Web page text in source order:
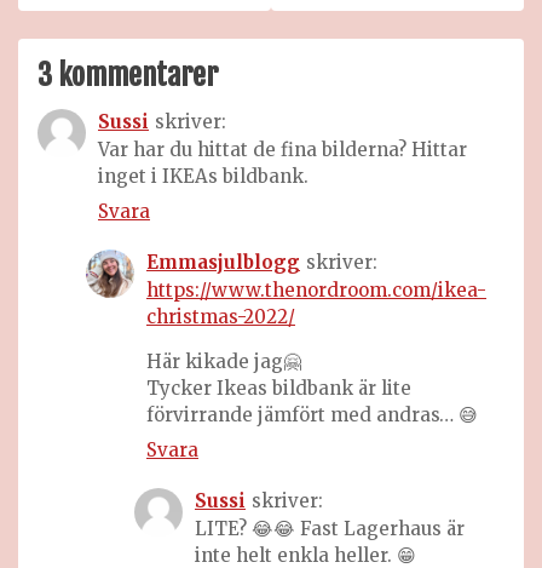
3 kommentarer
Sussi skriver:
Var har du hittat de fina bilderna? Hittar
inget i IKEAs bildbank.
Svara
Emmasjulblogg skriver:
https://www.thenordroom.com/ikea-
christmas-2022/
Här kikade jag🤗
Tycker Ikeas bildbank är lite
förvirrande jämfört med andras… 😅
Svara
Sussi skriver:
LITE? 😂😂 Fast Lagerhaus är
inte helt enkla heller. 😁